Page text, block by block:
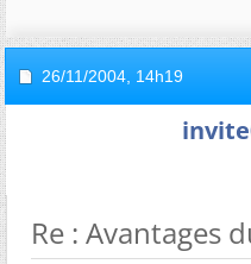
26/11/2004, 14h19
Re : Avantages